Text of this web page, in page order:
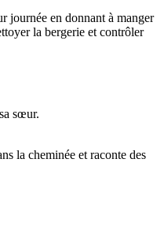
journée en donnant à manger
la bergerie et contrôler
sœur.
la cheminée et raconte des